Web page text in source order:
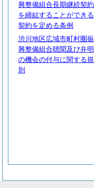
興整備組合長期継続契約
を締結することができる
契約を定める条例
渋川地区広域市町村圏振
興整備組合聴聞及び弁明
の機会の付与に関する規
則